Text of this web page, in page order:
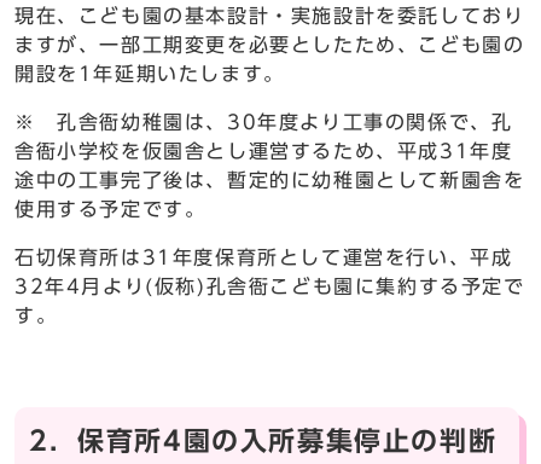
現在、こども園の基本設計・実施設計を委託しており
ますが、一部工期変更を必要としたため、こども園の
開設を1年延期いたします。
※ 孔舎衙幼稚園は、30年度より工事の関係で、孔
舎衙小学校を仮園舎とし運営するため、平成31年度
途中の工事完了後は、暫定的に幼稚園として新園舎を
使用する予定です。
石切保育所は31年度保育所として運営を行い、平成
32年4月より(仮称)孔舎衙こども園に集約する予定で
す。
2．保育所4園の入所募集停止の判断